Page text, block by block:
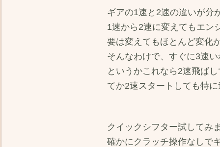
ギアの1速と2速の違いが
1速から2速に変えてもエ
要は変えてもほとんど変
そんなわけで、すぐに3速
というかこれなら2速飛ば
てか2速スタートしても特
クイックシフター試してみ
確かにクラッチ操作なしで